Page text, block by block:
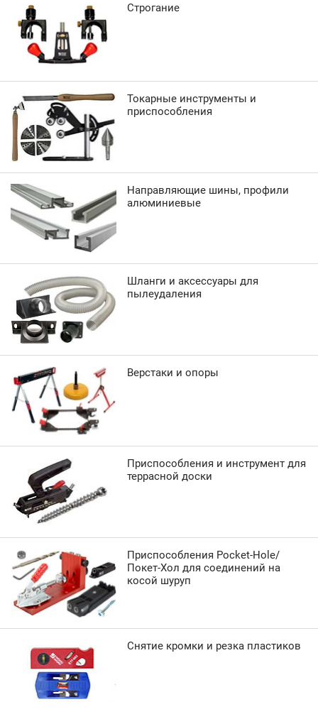
Строгание
Токарные инструменты и
приспособления
Направляющие шины, профили
алюминиевые
Шланги и аксессуары для
пылеудаления
Верстаки и опоры
Приспособления и инструмент для
террасной доски
Приспособления Pocket-Hole/
Покет-Хол для соединений на
косой шуруп
Снятие кромки и резка пластиков